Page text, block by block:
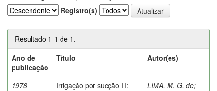
Registro(s)
Resultado 1-1 de 1.
Ano de
publicação
Título Autor(es)
1978
Irrigação por sucção III:
LIMA, M. G. de;